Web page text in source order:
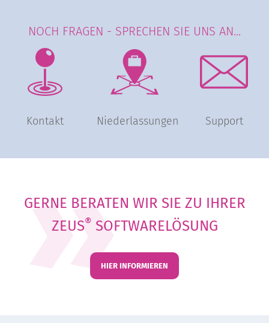
NOCH FRAGEN - SPRECHEN SIE UNS AN...
Kontakt Niederlassungen Support
GERNE BERATEN WIR SIE ZU IHRER
ZEUS® SOFTWARELÖSUNG
HIER INFORMIEREN